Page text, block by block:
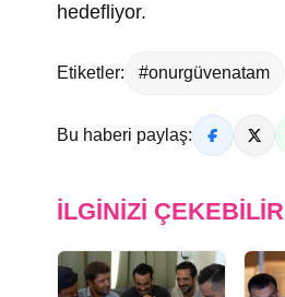
hedefliyor.
Etiketler: #onurgüvenatam
Bu haberi paylaş:
İLGINIZI ÇEKEBILIR